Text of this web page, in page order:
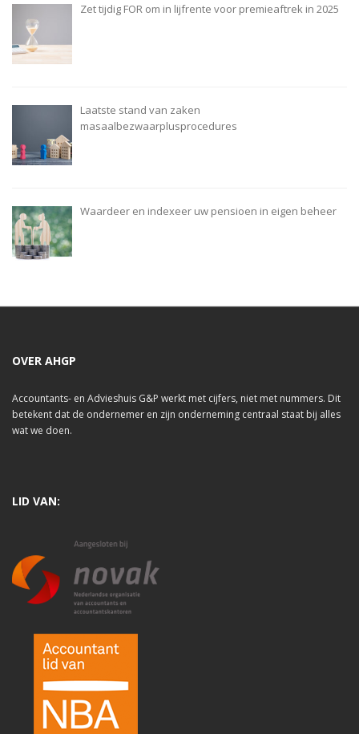
Zet tijdig FOR om in lijfrente voor premieaftrek in 2025
Laatste stand van zaken
masaalbezwaarplusprocedures
Waardeer en indexeer uw pensioen in eigen beheer
OVER AHGP
Accountants- en Advieshuis G&P werkt met cijfers, niet met nummers. Dit
betekent dat de ondernemer en zijn onderneming centraal staat bij alles
wat we doen.
LID VAN: